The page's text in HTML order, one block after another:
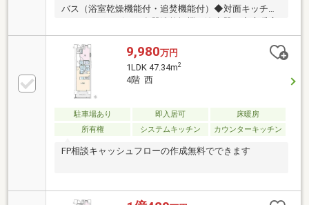
バス（浴室乾燥機能付・追焚機能付）◆対面キッチン
（LD・洋室6.0帖） ◆全窓ペアガラス◆ウォークイン
クローゼット（約1.5帖） ◆バルコニー奥行約2m～
2.25ｍ【共用部分】◎屋上庭園（スカイガーデン）
バーベキュースペースあり ◎中庭（グランドガーデ
ン）◎パーティルーム ◎マルチスタジオ ◎スタデ
ィブース◎ミーティングスペース◎ゲストルーム ◎
キッズルーム（託児所あり）●ペット飼育可（小型
犬・猫合計２匹まで※飼育細則有）●ゴミ置場 各フロ
9,980万円
1LDK 47.34m2
4階 西
駐車場あり 即入居可
床暖房
所有権
システムキッチン カウンターキッチン
FP相談キャッシュフローの作成無料でできます